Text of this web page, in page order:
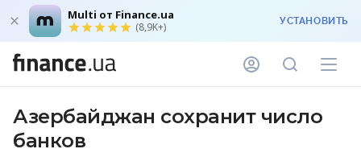
Multi от Finance.ua
(8,9K+) УСТАНОВИТЬ
Азербайджан сохранит число
банков